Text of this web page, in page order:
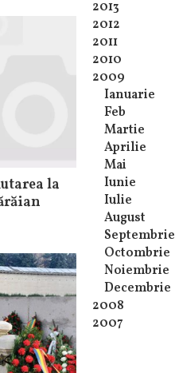
la
2013
2012
2011
2010
2009
Ianuarie
Feb
Martie
Aprilie
Mai
Iunie
Iulie
August
Septembrie
Octombrie
Noiembrie
Decembrie
2008
2007